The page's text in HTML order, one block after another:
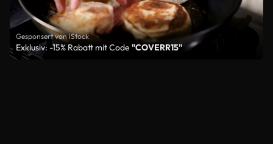
Gesponsert von iStock
Exklusiv: -15% Rabatt mit Code "COVERR15"